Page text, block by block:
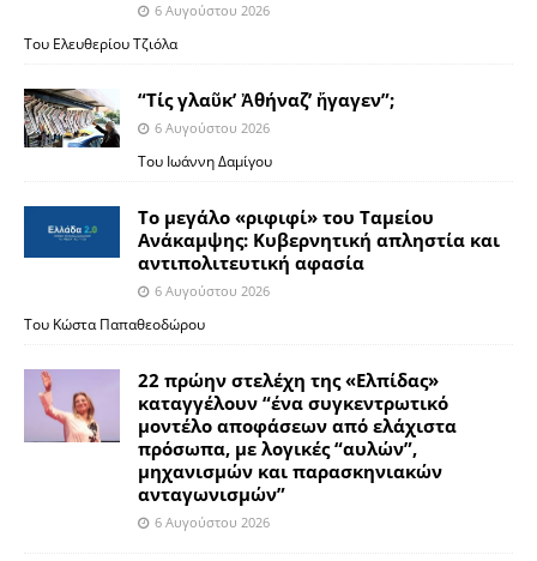
6 Αυγούστου 2026
Του Ελευθερίου Τζιόλα
“Τίς γλαῦκ’ Ἀθήναζ’ ἤγαγεν”;
6 Αυγούστου 2026
Του Ιωάννη Δαμίγου
Το μεγάλο «ριφιφί» του Ταμείου
Ανάκαμψης: Κυβερνητική απληστία και
αντιπολιτευτική αφασία
6 Αυγούστου 2026
Του Κώστα Παπαθεοδώρου
22 πρώην στελέχη της «Ελπίδας»
καταγγέλουν “ένα συγκεντρωτικό
μοντέλο αποφάσεων από ελάχιστα
πρόσωπα, με λογικές “αυλών”,
μηχανισμών και παρασκηνιακών
ανταγωνισμών”
6 Αυγούστου 2026